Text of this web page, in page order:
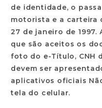
de identidade, o
motorista e a carteira
27 de janeiro de
que são aceitos os
foto do e-Título, CNH
devem ser
aplicativos oficiais
tela do celular.